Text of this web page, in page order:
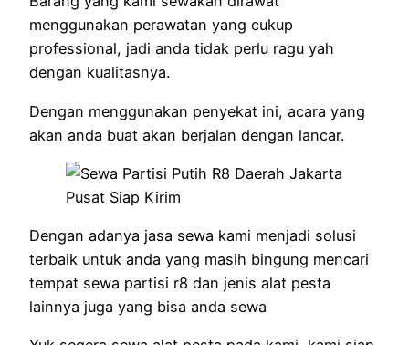
menggunakan perawatan yang cukup
professional, jadi anda tidak perlu ragu yah
dengan kualitasnya.
Dengan menggunakan penyekat ini, acara yang
akan anda buat akan berjalan dengan lancar.
Dengan adanya jasa sewa kami menjadi solusi
terbaik untuk anda yang masih bingung mencari
tempat sewa partisi r8 dan jenis alat pesta
lainnya juga yang bisa anda sewa